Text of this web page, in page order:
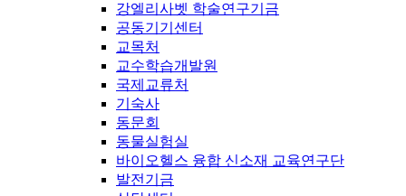
강엘리사벳 학술연구기금
공동기기센터
교목처
교수학습개발원
국제교류처
기숙사
동문회
동물실험실
바이오헬스 융합 신소재 교육연구단
발전기금